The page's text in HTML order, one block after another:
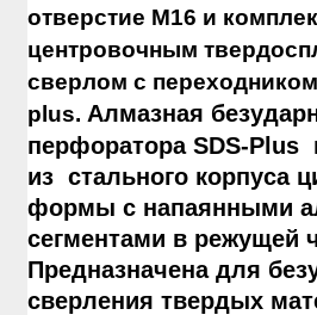
отверстие М16 и
центровочным
сверлом с
plus. Алмазная
перфоратора SDS-Plus
из стального корпуса
формы с напаянными
сегментами в режущей
Предназначена для
сверления твердых